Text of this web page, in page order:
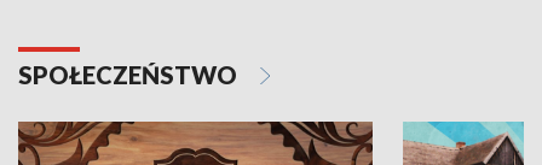
SPOŁECZEŃSTWO